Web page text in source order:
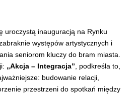
uroczystą inauguracją na Rynku
występów artystycznych i
seniorom kluczy do bram miasta.
„Akcja – Integracja” , podkreśla to,
budowanie relacji,
przestrzeni do spotkań między